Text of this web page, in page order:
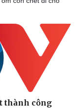
thành công